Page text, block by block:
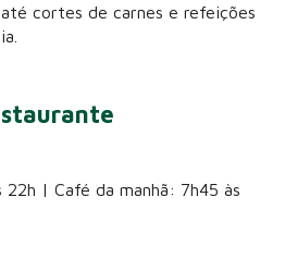
cortes de carnes e refeições
22h | Café da manhã: 7h45 às